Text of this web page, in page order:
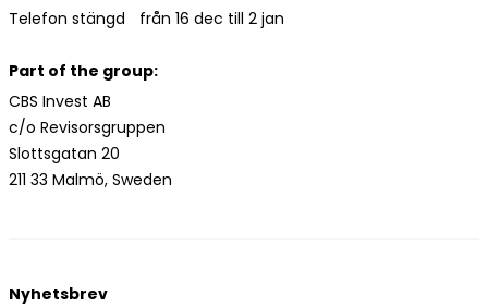
Telefon stängd
från 16 dec till 2 jan
Part of the group:
CBS Invest AB
c/o Revisorsgruppen
Slottsgatan 20
211 33 Malmö, Sweden
Nyhetsbrev